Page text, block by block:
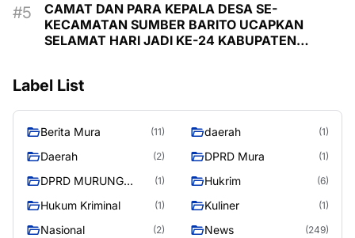
CAMAT DAN PARA KEPALA DESA SE-
KECAMATAN SUMBER BARITO UCAPKAN
SELAMAT HARI JADI KE-24 KABUPATEN
Label List
Berita Mura (11) daerah (1)
Daerah (2) DPRD Mura (1)
DPRD MURUNG
(1) Hukrim (6)
Hukum Kriminal (1) Kuliner (1)
Nasional (2) News (249)